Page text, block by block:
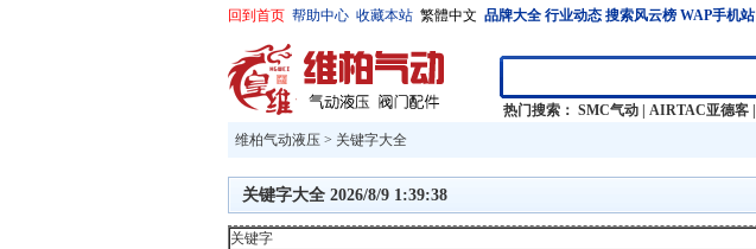
回到首页 帮助中心 收藏本站 繁體中文 品牌大全 行业动态 搜索风云榜 WAP手机站
热门搜索： SMC气动 AIRTAC亚德客
维柏气动液压 > 关键字大全
关键字大全 2026/8/9 1:39:38
关键字